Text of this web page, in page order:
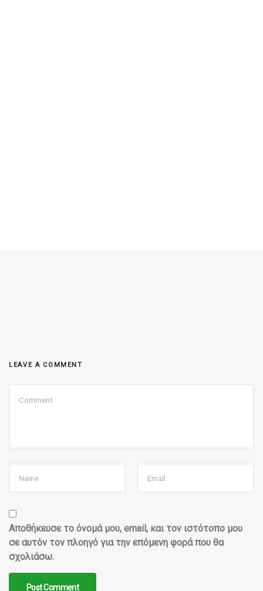
LEAVE A COMMENT
Αποθήκευσε το όνομά μου, email, και τον ιστότοπο μου
σε αυτόν τον πλοηγό για την επόμενη φορά που θα
σχολιάσω.